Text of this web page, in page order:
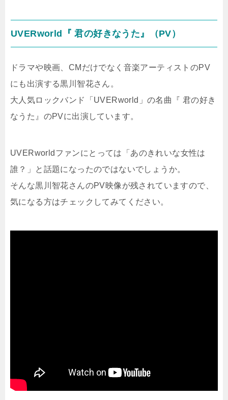
UVERworld『 君の好きなうた』（PV）
ドラマや映画、CMだけでなく音楽アーティストのPV
にも出演する黒川智花さん。
大人気ロックバンド「UVERworld」の名曲『 君の好き
なうた』のPVに出演しています。
UVERworldファンにとっては「あのきれいな女性は
誰？」と話題になったのではないでしょうか。
そんな黒川智花さんのPV映像が残されていますので、
気になる方はチェックしてみてください。